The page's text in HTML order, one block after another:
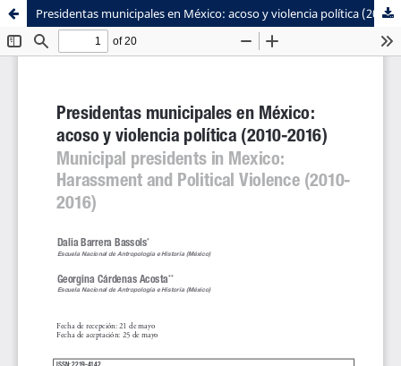
Sistema de
Bibliotecas
Facultad de
Ciencias Sociales
Presidentas municipales en México: acoso y violencia política (2010-2016)